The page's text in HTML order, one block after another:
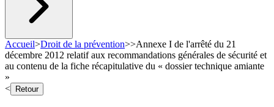
Accueil>Droit de la prévention>>Annexe I de l'arrêté du 21
décembre 2012 relatif aux recommandations générales de sécurité et
au contenu de la fiche récapitulative du « dossier technique amiante
»
<
Retour